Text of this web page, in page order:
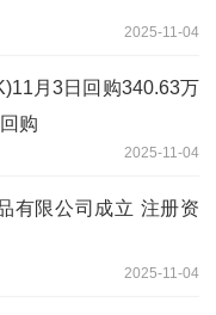
2025-11-04
月3日回购340.63万
购
2025-11-04
有限公司成立 注册资
2025-11-04